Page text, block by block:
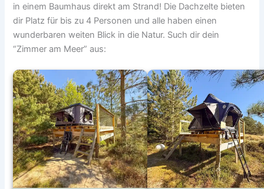
in einem Baumhaus direkt am Strand! Die Dachzelte bieten
dir Platz für bis zu 4 Personen und alle haben einen
wunderbaren weiten Blick in die Natur. Such dir dein
“Zimmer am Meer” aus: